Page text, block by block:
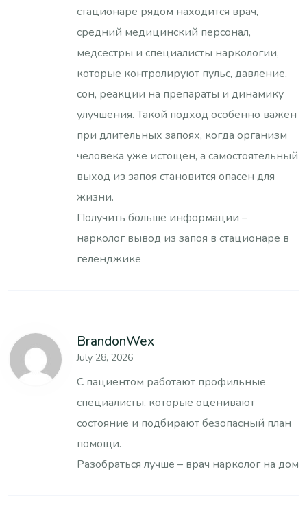
стационаре рядом находится врач,
средний медицинский персонал,
медсестры и специалисты наркологии,
которые контролируют пульс, давление,
сон, реакции на препараты и динамику
улучшения. Такой подход особенно важен
при длительных запоях, когда организм
человека уже истощен, а самостоятельный
выход из запоя становится опасен для
жизни.
Получить больше информации –
нарколог вывод из запоя в стационаре в
геленджике
BrandonWex
July 28, 2026
С пациентом работают профильные
специалисты, которые оценивают
состояние и подбирают безопасный план
помощи.
Разобраться лучше – врач нарколог на дом